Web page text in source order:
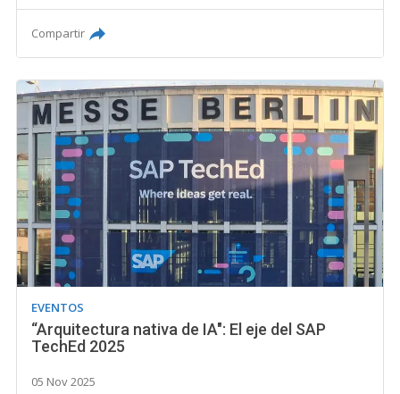
Compartir
EVENTOS
“Arquitectura nativa de IA": El eje del SAP
TechEd 2025
05 Nov 2025